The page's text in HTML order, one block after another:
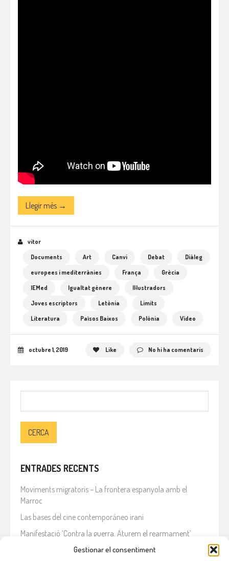
Gestionar el consentiment
Llegir més →
vitor
Documents
Art Canvi Debat
Diàleg
europees i mediterrànies
França
Grècia
IEMed
Igualtat gènere
Il·lustradors
Joves escriptors
Letònia
Limits
Literatura
Països Baixos Polònia Vídeo
octubre 1, 2019 Like No hi ha comentaris
ENTRADES RECENTS
Moviments migratoris – La frontera espanyola amb el
Marroc
Las bases del cine contemporáneo iraní
Manifestació ‘Contra la guerra. Aturem el rearmament’
En solidaritat amb el Líban